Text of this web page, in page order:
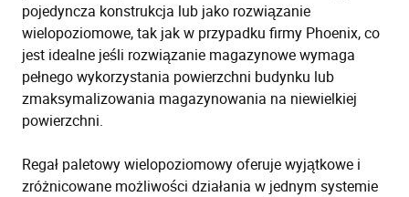
pojedyncza konstrukcja lub jako rozwiązanie
wielopoziomowe, tak jak w przypadku firmy Phoenix, co
jest idealne jeśli rozwiązanie magazynowe wymaga
pełnego wykorzystania powierzchni budynku lub
zmaksymalizowania magazynowania na niewielkiej
powierzchni.
Regał paletowy wielopoziomowy oferuje wyjątkowe i
zróżnicowane możliwości działania w jednym systemie